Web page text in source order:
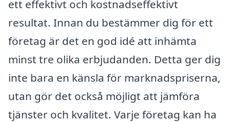
ett effektivt och kostnadseffektivt
resultat. Innan du bestämmer dig för ett
företag är det en god idé att inhämta
minst tre olika erbjudanden. Detta ger dig
inte bara en känsla för marknadspriserna,
utan gör det också möjligt att jämföra
tjänster och kvalitet. Varje företag kan ha